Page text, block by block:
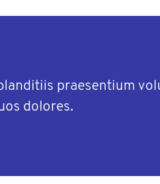
praesentium
dolores.